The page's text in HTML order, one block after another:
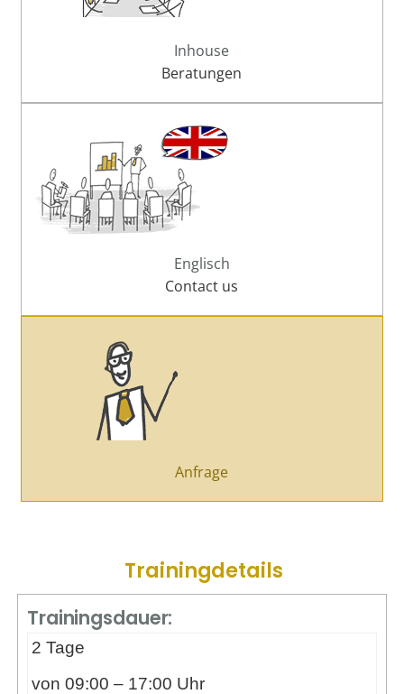
Inhouse
Beratungen
Englisch
Contact us
Anfrage
Trainingdetails
Trainingsdauer:
2 Tage
von 09:00 – 17:00 Uhr